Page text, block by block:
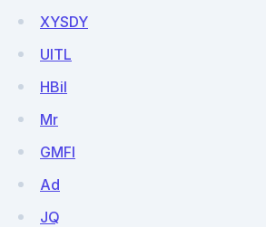
XYSDY
UITL
HBil
Mr
GMFI
Ad
JQ